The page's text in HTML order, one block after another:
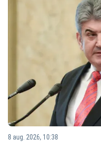
8 aug. 2026, 10:38